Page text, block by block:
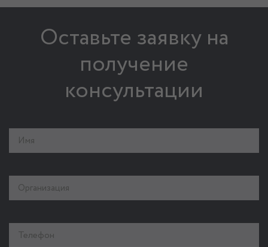
Оставьте заявку на
получение
консультации